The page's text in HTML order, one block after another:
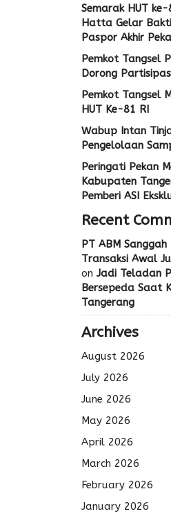
Semarak HUT
Hatta Gelar
Paspor Akhir
Pemkot Tangsel
Dorong
Pemkot Tangsel
HUT Ke-81 RI
Wabup Intan
Pengelolaan
Peringati Pekan
Kabupaten
Pemberi ASI
Recent
PT ABM
Transaksi Awal
on Jadi Teladan
Bersepeda Saat
Tangerang
Archives
August 2026
July 2026
June 2026
May 2026
April 2026
March 2026
February 2026
January 2026